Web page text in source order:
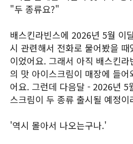
"두 종류요?"
배스킨라빈스에 2026년 5월 이
시 관련해서 전화로 물어봤을
이었어요. 그래서 아직 배스킨
의 맛 아이스크림이 매장에 들
어요. 그런데 다음달 - 2026년 5
스크림이 두 종류 출시될 예정이
'역시 몰아서 나오는구나.'